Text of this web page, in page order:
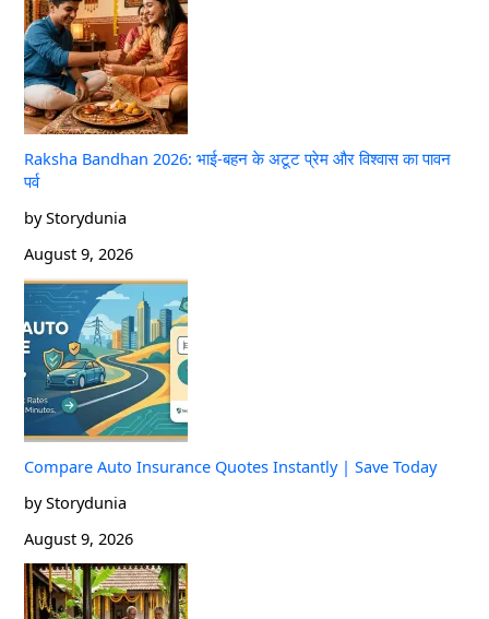
Raksha Bandhan 2026: भाई-बहन के अटूट प्रेम और विश्वास का पावन
पर्व
by Storydunia
August 9, 2026
Compare Auto Insurance Quotes Instantly | Save Today
by Storydunia
August 9, 2026